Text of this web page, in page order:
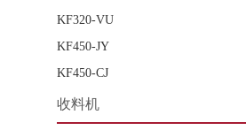
KF320-VU
KF450-JY
KF450-CJ
收料机